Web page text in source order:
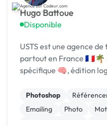
Hugo Battoue
Disponible
USTS est une agence
partout en France 🇫🇷🌴
spécifique 🧠, édition
MASQUÉE] 🏆 !
Photoshop
Emailing
Photo